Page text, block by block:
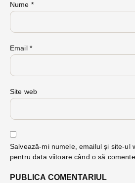
Nume *
Email *
Site web
Salvează-mi numele, emailul și site-ul
pentru data viitoare când o să